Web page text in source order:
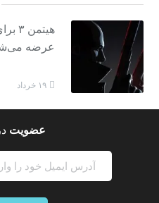
عرضه
۱۹ خرداد
عضویت